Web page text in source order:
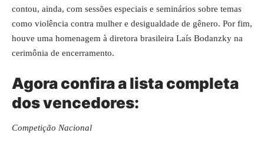
contou, ainda, com sessões especiais e seminários sobre temas
como violência contra mulher e desigualdade de gênero. Por fim,
houve uma homenagem à diretora brasileira Laís Bodanzky na
cerimônia de encerramento.
Agora confira a lista completa
dos vencedores:
Competição Nacional